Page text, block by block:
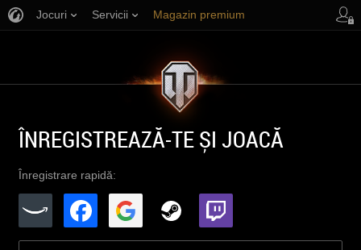
Jocuri Servicii Magazin premium
ÎNREGISTREAZĂ-TE ȘI JOACĂ
Înregistrare rapidă: